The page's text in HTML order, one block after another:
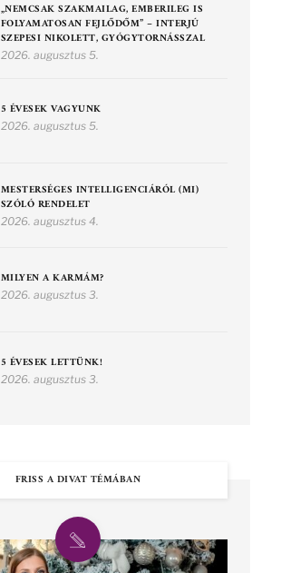
„NEMCSAK SZAKMAILAG, EMBERILEG IS
FOLYAMATOSAN FEJLŐDŐM” – INTERJÚ
SZEPESI NIKOLETT, GYÓGYTORNÁSSZAL
2026. augusztus 5.
5 ÉVESEK VAGYUNK
2026. augusztus 5.
MESTERSÉGES INTELLIGENCIÁRÓL (MI)
SZÓLÓ RENDELET
2026. augusztus 4.
MILYEN A KARMÁM?
2026. augusztus 3.
5 ÉVESEK LETTÜNK!
2026. augusztus 3.
FRISS A DIVAT TÉMÁBAN